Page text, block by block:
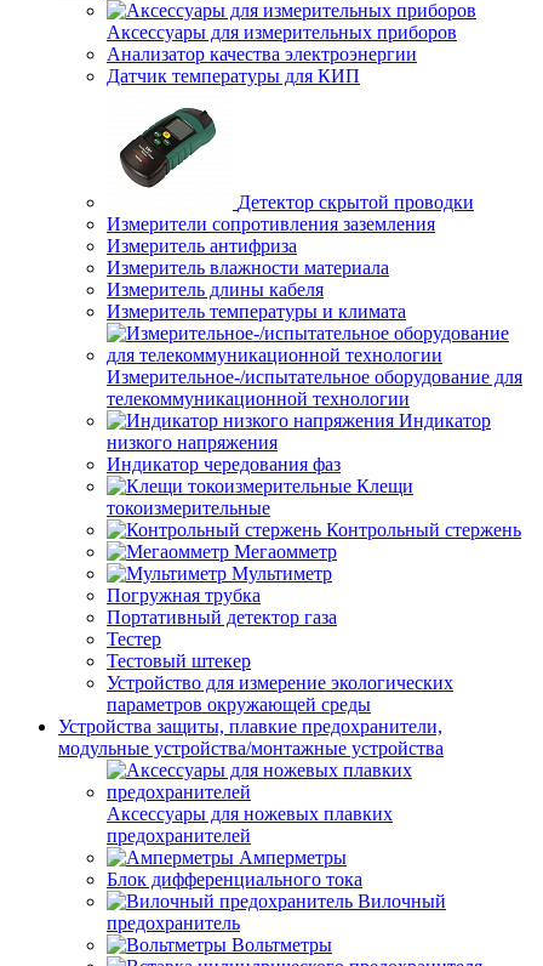
Аксессуары для измерительных приборов
Анализатор качества электроэнергии
Датчик температуры для КИП
Детектор скрытой проводки
Измерители сопротивления заземления
Измеритель антифриза
Измеритель влажности материала
Измеритель длины кабеля
Измеритель температуры и климата
Измерительное-/испытательное оборудование для
телекоммуникационной технологии
Индикатор
низкого напряжения
Индикатор чередования фаз
Клещи
токоизмерительные
Контрольный стержень
Мегаомметр
Мультиметр
Погружная трубка
Портативный детектор газа
Тестер
Тестовый штекер
Устройство для измерение экологических
параметров окружающей среды
Устройства защиты, плавкие предохранители,
модульные устройства/монтажные устройства
Аксессуары для ножевых плавких
предохранителей
Амперметры
Блок дифференциального тока
Вилочный
предохранитель
Вольтметры